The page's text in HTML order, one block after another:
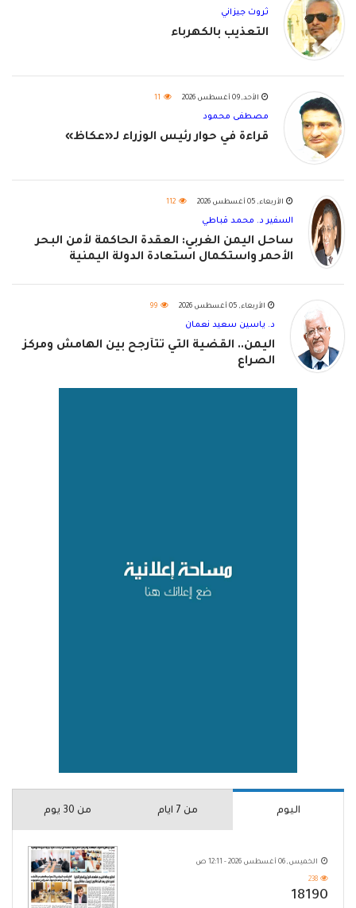
ثروت جيزاني
التعذيب بالكهرباء
الأحد, 09 أغسطس 2026 11
مصطفى محمود
قراءة في حوار رئيس الوزراء لـ«عكاظ»
الأربعاء, 05 أغسطس 2026 112
السفير د. محمد قباطي
ساحل اليمن الغربي: العقدة الحاكمة لأمن البحر
الأحمر واستكمال استعادة الدولة اليمنية
الأربعاء, 05 أغسطس 2026 99
د. ياسين سعيد نعمان
اليمن.. القضية التي تتأرجح بين الهامش ومركز
الصراع
اليوم من 7 ايام من 30 يوم
الخميس, 06 أغسطس 2026 - 12:11 ص
238
18190